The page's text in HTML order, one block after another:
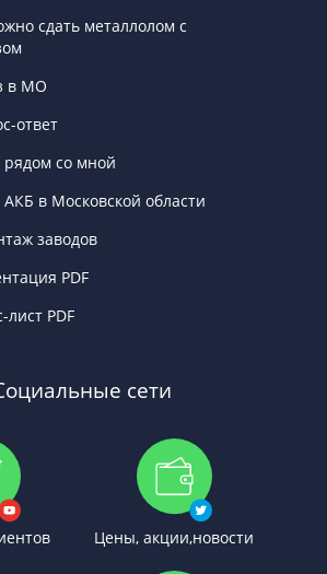
сдать металлолом с
в МО
ответ
рядом со мной
АКБ в Московской области
заводов
PDF
лист PDF
сети
Цены, акции,новости